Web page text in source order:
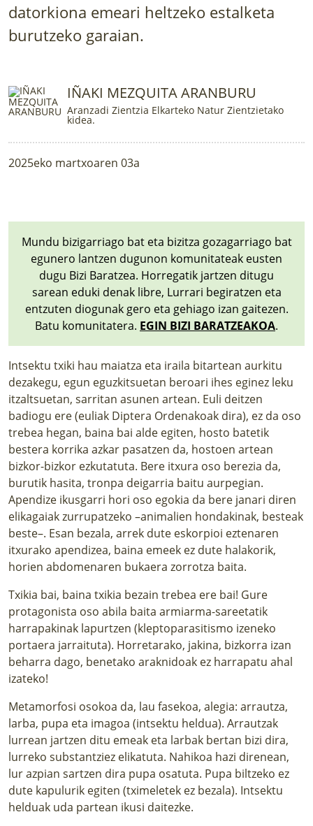
datorkiona emeari heltzeko estalketa
burutzeko garaian.
IÑAKI MEZQUITA ARANBURU
Aranzadi Zientzia Elkarteko Natur Zientzietako
kidea.
2025eko martxoaren 03a
Mundu bizigarriago bat eta bizitza gozagarriago bat
egunero lantzen dugunon komunitateak eusten
dugu Bizi Baratzea. Horregatik jartzen ditugu
sarean eduki denak libre, Lurrari begiratzen eta
entzuten diogunak gero eta gehiago izan gaitezen.
Batu komunitatera. EGIN BIZI BARATZEAKOA.
Intsektu txiki hau maiatza eta iraila bitartean aurkitu
dezakegu, egun eguzkitsuetan beroari ihes eginez leku
itzaltsuetan, sarritan asunen artean. Euli deitzen
badiogu ere (euliak Diptera Ordenakoak dira), ez da oso
trebea hegan, baina bai alde egiten, hosto batetik
bestera korrika azkar pasatzen da, hostoen artean
bizkor-bizkor ezkutatuta. Bere itxura oso berezia da,
burutik hasita, tronpa deigarria baitu aurpegian.
Apendize ikusgarri hori oso egokia da bere janari diren
elikagaiak zurrupatzeko –animalien hondakinak, besteak
beste–. Esan bezala, arrek dute eskorpioi eztenaren
itxurako apendizea, baina emeek ez dute halakorik,
horien abdomenaren bukaera zorrotza baita.
Txikia bai, baina txikia bezain trebea ere bai! Gure
protagonista oso abila baita armiarma-sareetatik
harrapakinak lapurtzen (kleptoparasitismo izeneko
portaera jarraituta). Horretarako, jakina, bizkorra izan
beharra dago, benetako araknidoak ez harrapatu ahal
izateko!
Metamorfosi osokoa da, lau fasekoa, alegia: arrautza,
larba, pupa eta imagoa (intsektu heldua). Arrautzak
lurrean jartzen ditu emeak eta larbak bertan bizi dira,
lurreko substantziez elikatuta. Nahikoa hazi direnean,
lur azpian sartzen dira pupa osatuta. Pupa biltzeko ez
dute kapulurik egiten (tximeletek ez bezala). Intsektu
helduak uda partean ikusi daitezke.